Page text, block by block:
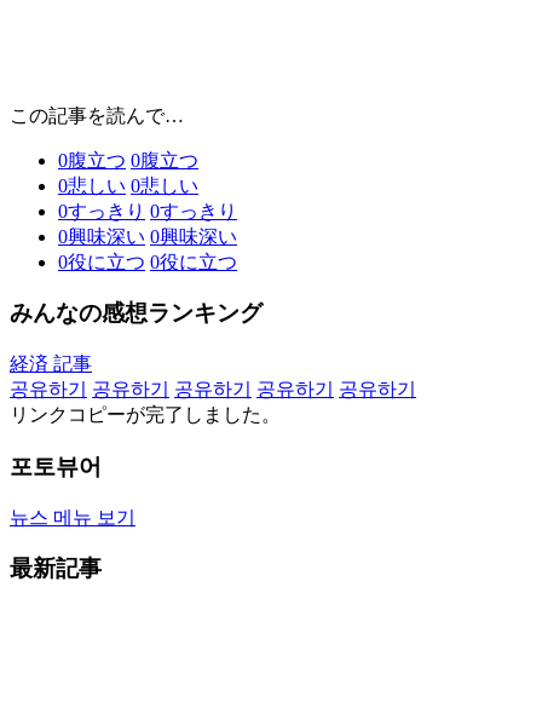
この記事を読んで…
0腹立つ 0腹立つ
0悲しい 0悲しい
0すっきり 0すっきり
0興味深い 0興味深い
0役に立つ 0役に立つ
みんなの感想ランキング
経済 記事
공유하기
공유하기 공유하기 공유하기
공유하기
リンクコピーが完了しました。
포토뷰어
뉴스 메뉴 보기
最新記事